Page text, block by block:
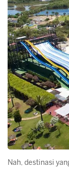
Nah, destinasi